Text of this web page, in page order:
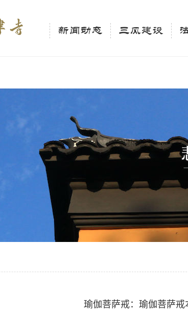
= single_tag_title('', false); $description =
新闻动态 三风建设
瑜伽菩萨戒：瑜伽菩萨戒